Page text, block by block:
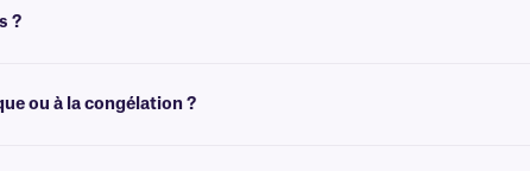
?
ou à la congélation ?